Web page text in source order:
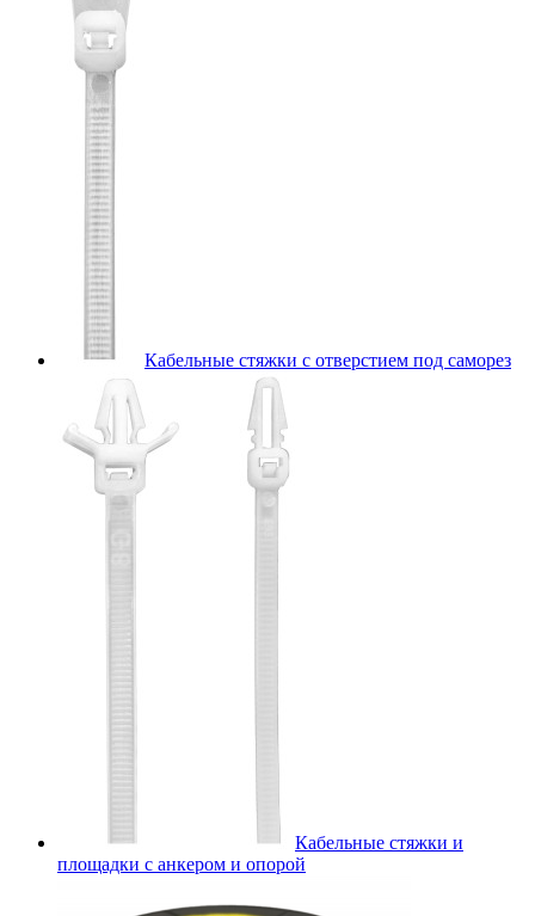
Кабельные стяжки с отверстием под саморез
Кабельные стяжки и
площадки с анкером и опорой